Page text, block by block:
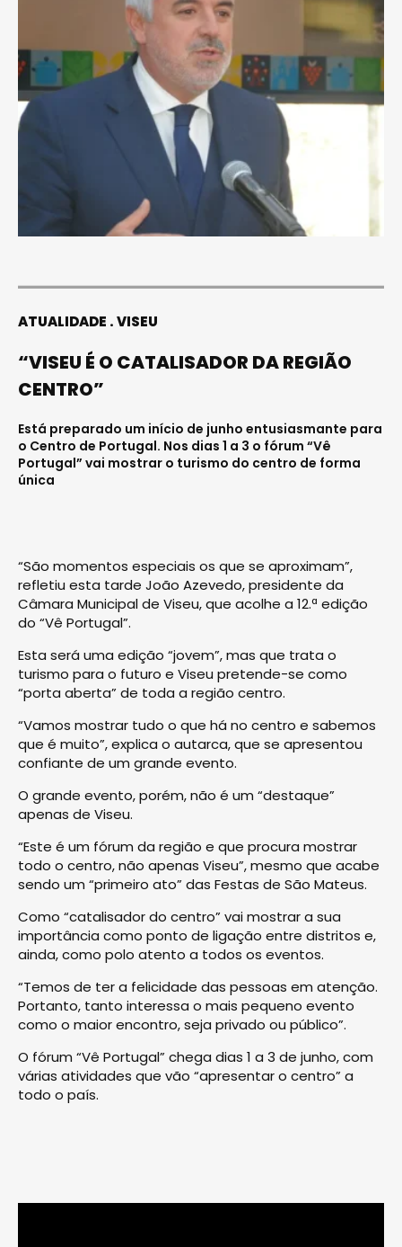
ATUALIDADE VISEU
“VISEU É O CATALISADOR DA REGIÃO
CENTRO”
Está preparado um início de junho entusiasmante para
o Centro de Portugal. Nos dias 1 a 3 o fórum “Vê
Portugal” vai mostrar o turismo do centro de forma
única
“São momentos especiais os que se aproximam”,
refletiu esta tarde João Azevedo, presidente da
Câmara Municipal de Viseu, que acolhe a 12.ª edição
do “Vê Portugal”.
Esta será uma edição “jovem”, mas que trata o
turismo para o futuro e Viseu pretende-se como
“porta aberta” de toda a região centro.
“Vamos mostrar tudo o que há no centro e sabemos
que é muito”, explica o autarca, que se apresentou
confiante de um grande evento.
O grande evento, porém, não é um “destaque”
apenas de Viseu.
“Este é um fórum da região e que procura mostrar
todo o centro, não apenas Viseu”, mesmo que acabe
sendo um “primeiro ato” das Festas de São Mateus.
Como “catalisador do centro” vai mostrar a sua
importância como ponto de ligação entre distritos e,
ainda, como polo atento a todos os eventos.
“Temos de ter a felicidade das pessoas em atenção.
Portanto, tanto interessa o mais pequeno evento
como o maior encontro, seja privado ou público”.
O fórum “Vê Portugal” chega dias 1 a 3 de junho, com
várias atividades que vão “apresentar o centro” a
todo o país.